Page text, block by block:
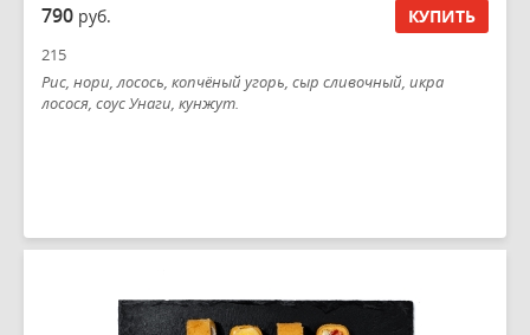
790 руб. КУПИТЬ
215
Рис, нори, лосось, копчёный угорь, сыр сливочный, икра
лосося, соус Унаги, кунжут.